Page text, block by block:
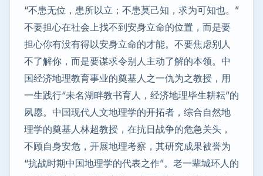
“不患无位，患所以立；不患莫己知，求为可知也。”
不要担心在社会上找不到安身立命的位置，而是要
担心你有没有得以安身立命的才能。不要焦虑别人
不了解你，而是要谋求令别人主动了解的本领。中
国经济地理教育事业的奠基人之一仇为之教授，用
一生践行“未名湖畔教书育人，经济地理毕生耕耘”的
夙愿。中国现代人文地理学的开拓者，综合自然地
理学的奠基人林超教授，在抗日战争的危急关头，
不顾自身安危，开展地理考察，其研究成果被誉为
“抗战时期中国地理学的代表之作”。老一辈城环人的